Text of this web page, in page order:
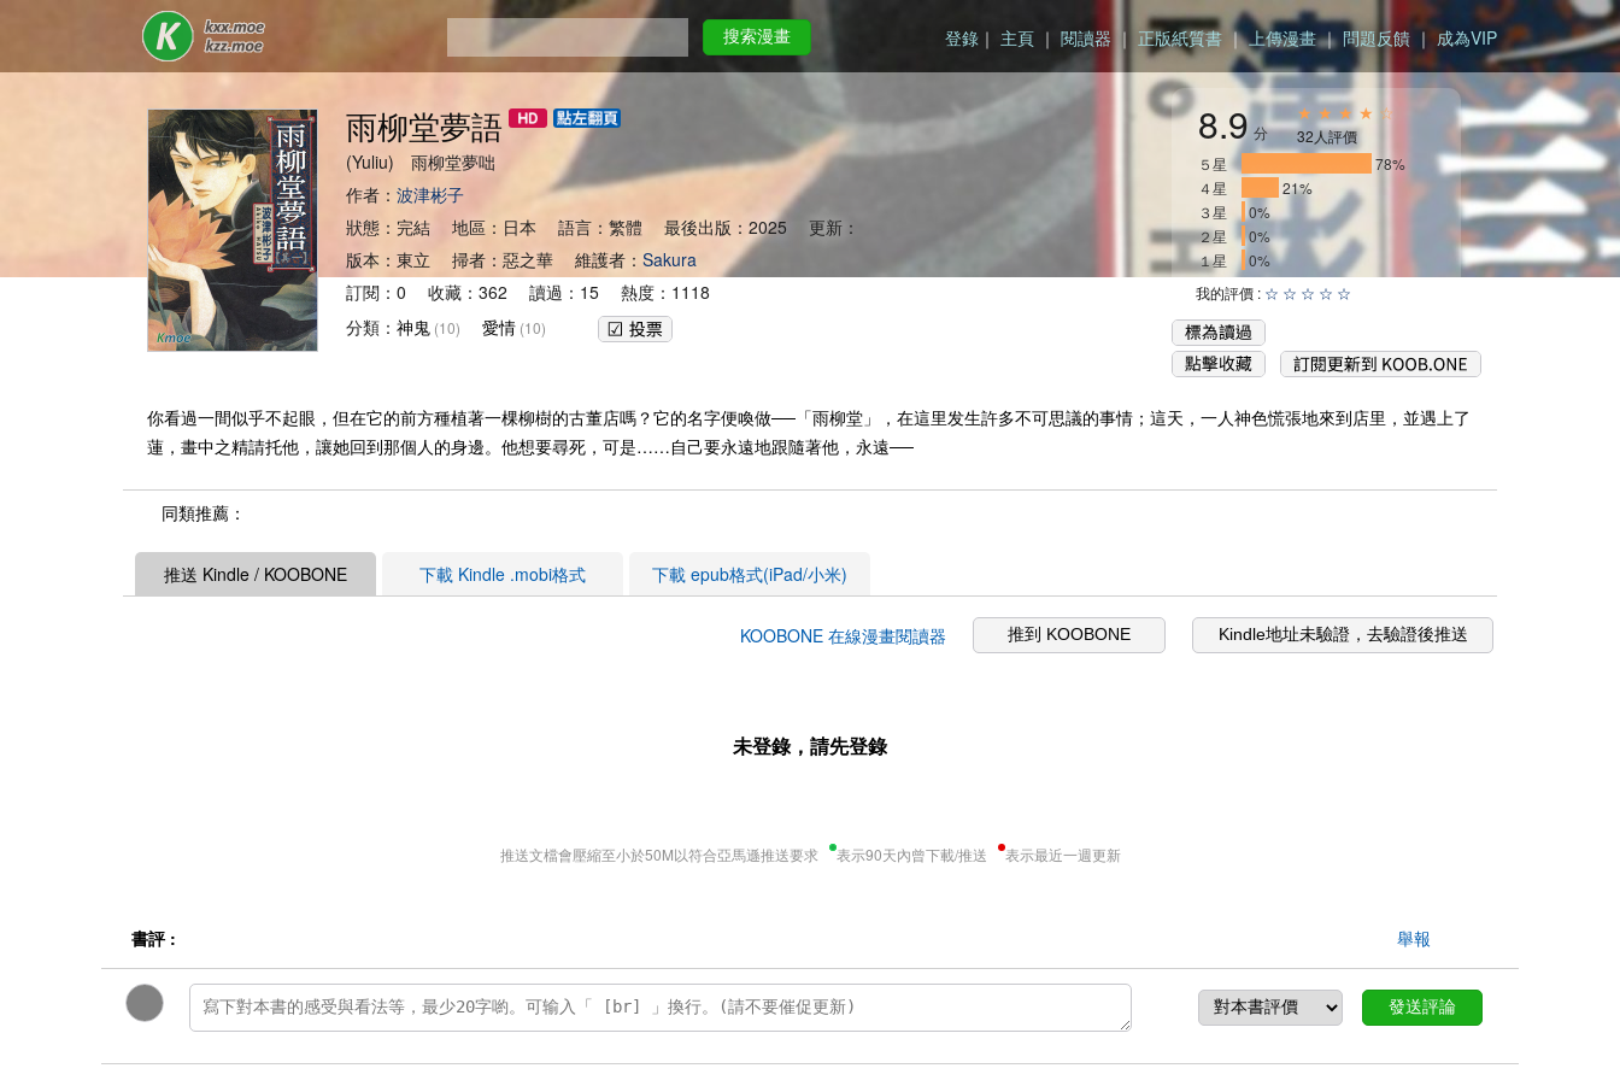
搜索漫畫 登錄 ｜ 主頁 ｜ 閱讀器 ｜ 正版紙質書 ｜上傳漫畫｜ 問題反饋 ｜ 成為VIP
雨柳堂夢語
(Yuliu) 雨柳堂夢咄
作者： 波津彬子
狀態：完結 地區：日本 語言：繁體 最後出版：2025 更新：
版本：東立 掃者：惡之華 維護者： Sakura
訂閱：0 收藏：362 讀過：15 熱度：1118
分類： 神鬼 (10) 愛情 (10)
8.9 分
★ ★ ★ ★ ☆
32人評價
５星
78%
４星
21%
３星
0%
２星0%
１星 0%
我的評價 : ☆ ☆ ☆ ☆ ☆
你看過一間似乎不起眼，但在它的前方種植著一棵柳樹的古董店嗎？它的名字便喚做──「雨柳堂」，在這里发生許多不可思議的事情；這天，一人神色慌張地來到店里，並遇上了
蓮，畫中之精請托他，讓她回到那個人的身邊。他想要尋死，可是……自己要永遠地跟隨著他，永遠──
同類推薦：
推送 Kindle / KOOBONE 下載 Kindle .mobi格式 下載 epub格式(iPad/小米)
KOOBONE 在線漫畫閱讀器 推到 KOOBONE Kindle地址未驗證，去驗證後推送
未登錄，請先登錄
推送文檔會壓縮至小於50M以符合亞馬遜推送要求 表示90天內曾下載/推送 表示最近一週更新
書評 : 舉報
發送評論